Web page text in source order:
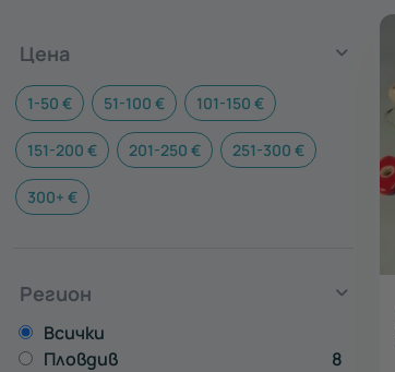
Рисуване
и вино
Цена
1-50 € 51-100 € 101-150 €
151-200 € 201-250 € 251-300 €
300+ €
Регион
Всички
Пловдив
8